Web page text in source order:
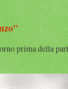
prima della